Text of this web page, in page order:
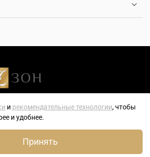
розничный партнер компании ТБН-
дистрибьютора часов, ювелирных
и рекомендательные технологии, чтобы
и удобнее.
Принять